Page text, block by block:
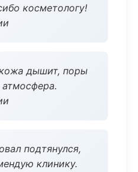
косметологу!
дышит, поры
подтянулся,
клинику.